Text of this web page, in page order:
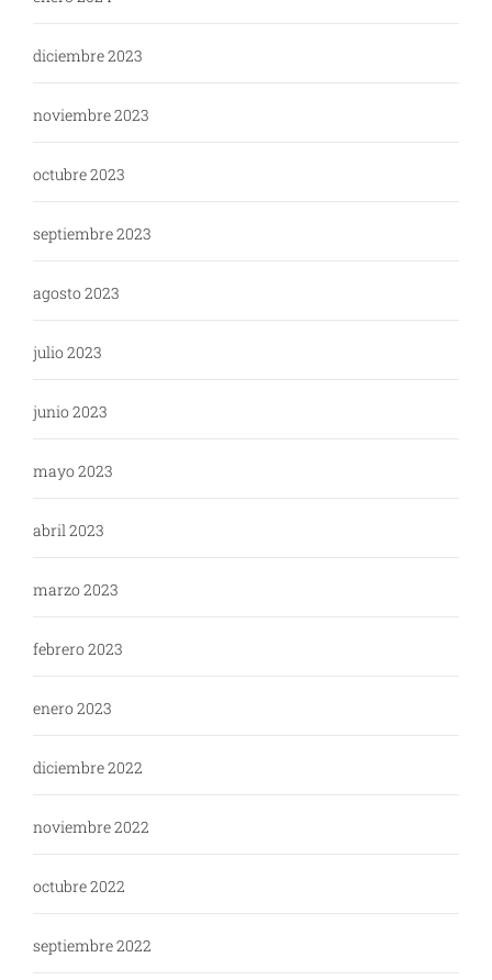
diciembre 2023
noviembre 2023
octubre 2023
septiembre 2023
agosto 2023
julio 2023
junio 2023
mayo 2023
abril 2023
marzo 2023
febrero 2023
enero 2023
diciembre 2022
noviembre 2022
octubre 2022
septiembre 2022